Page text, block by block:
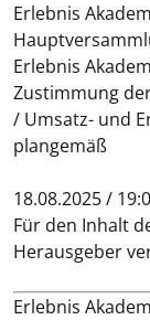
Erlebnis
Erlebnis
Zustimmung
/ Umsatz- und
plangemäß
18.08.2025 /
Für den Inhalt
Herausgeber
Erlebnis